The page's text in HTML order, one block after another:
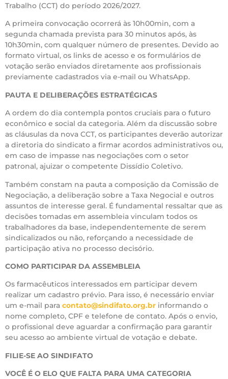
Trabalho (CCT) do período 2026/2027.
A primeira convocação ocorrerá às 10h00min, com a
segunda chamada prevista para 30 minutos após, às
10h30min, com qualquer número de presentes. Devido ao
formato virtual, os links de acesso e os formulários de
votação serão enviados diretamente aos profissionais
previamente cadastrados via e-mail ou WhatsApp.
PAUTA E DELIBERAÇÕES ESTRATÉGICAS
A ordem do dia contempla pontos cruciais para o futuro
econômico e social da categoria. Além da discussão sobre
as cláusulas da nova CCT, os participantes deverão autorizar
a diretoria do sindicato a firmar acordos administrativos ou,
em caso de impasse nas negociações com o setor
patronal, ajuizar o competente Dissídio Coletivo.
Também constam na pauta a composição da Comissão de
Negociação, a deliberação sobre a Taxa Negocial e outros
assuntos de interesse geral. É fundamental ressaltar que as
decisões tomadas em assembleia vinculam todos os
trabalhadores da base, independentemente de serem
sindicalizados ou não, reforçando a necessidade de
participação ativa no processo decisório.
COMO PARTICIPAR DA ASSEMBLEIA
Os farmacêuticos interessados em participar devem
realizar um cadastro prévio. Para isso, é necessário enviar
um e-mail para contato@sindifato.org.br informando o
nome completo, CPF e telefone de contato. Após o envio,
o profissional deve aguardar a confirmação para garantir
seu acesso ao ambiente virtual de votação e debate.
FILIE-SE AO SINDIFATO
VOCÊ É O ELO QUE FALTA PARA UMA CATEGORIA